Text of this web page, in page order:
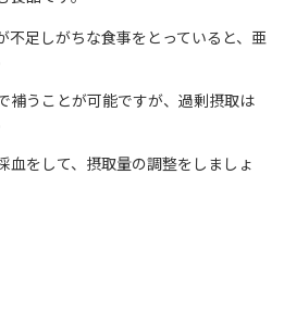
不足しがちな食事をとっていると、亜
補うことが可能ですが、過剰摂取は
血をして、摂取量の調整をしましょ